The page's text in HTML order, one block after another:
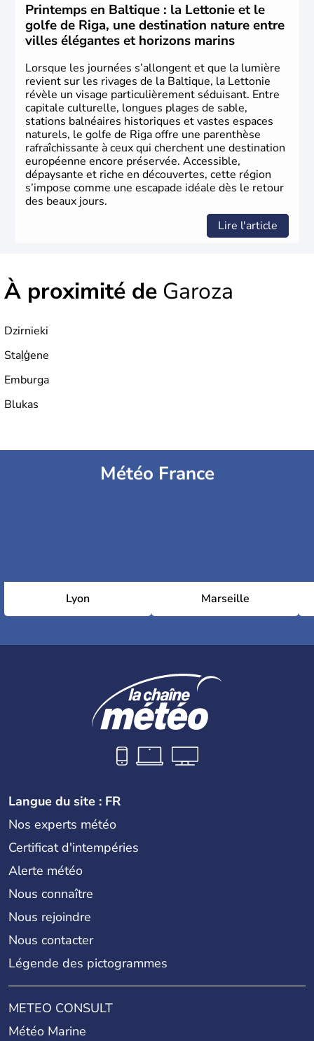
Printemps en Baltique : la Lettonie et le
golfe de Riga, une destination nature entre
villes élégantes et horizons marins
Lorsque les journées s’allongent et que la lumière
revient sur les rivages de la Baltique, la Lettonie
révèle un visage particulièrement séduisant. Entre
capitale culturelle, longues plages de sable,
stations balnéaires historiques et vastes espaces
naturels, le golfe de Riga offre une parenthèse
rafraîchissante à ceux qui cherchent une destination
européenne encore préservée. Accessible,
dépaysante et riche en découvertes, cette région
s’impose comme une escapade idéale dès le retour
des beaux jours.
Lire l'article
À proximité de Garoza
Dzirnieki
Staļģene
Emburga
Blukas
Météo France
Lyon Marseille
Langue du site : FR
Nos experts météo
Certificat d'intempéries
Alerte météo
Nous connaître
Nous rejoindre
Nous contacter
Légende des pictogrammes
METEO CONSULT
Météo Marine